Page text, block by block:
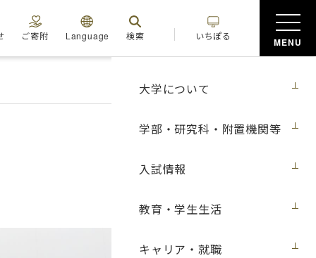
大学について
学部・研究科・附置機関等
入試情報
教育・学生生活
キャリア・就職
ご寄附 Language 検索 いちぽる
MENU